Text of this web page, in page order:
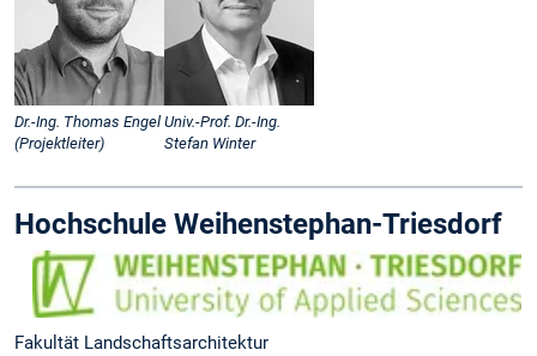
Dr.-Ing. Thomas Engel
(Projektleiter)
Univ.-Prof. Dr.-Ing.
Stefan Winter
Hochschule Weihenstephan-Triesdorf
Fakultät Landschaftsarchitektur